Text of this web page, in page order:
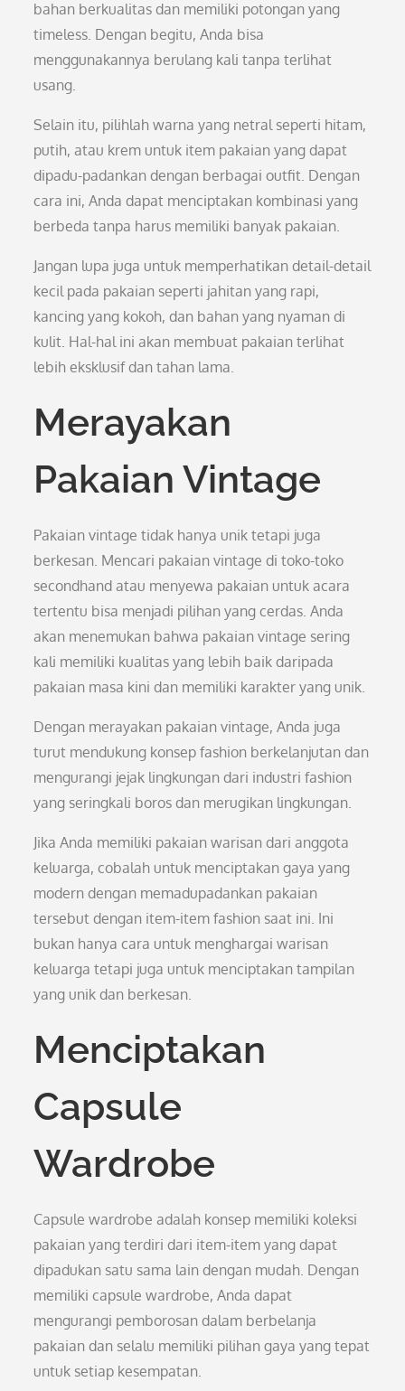
bahan berkualitas dan memiliki potongan yang
timeless. Dengan begitu, Anda bisa
menggunakannya berulang kali tanpa terlihat
usang.
Selain itu, pilihlah warna yang netral seperti hitam,
putih, atau krem untuk item pakaian yang dapat
dipadu-padankan dengan berbagai outfit. Dengan
cara ini, Anda dapat menciptakan kombinasi yang
berbeda tanpa harus memiliki banyak pakaian.
Jangan lupa juga untuk memperhatikan detail-detail
kecil pada pakaian seperti jahitan yang rapi,
kancing yang kokoh, dan bahan yang nyaman di
kulit. Hal-hal ini akan membuat pakaian terlihat
lebih eksklusif dan tahan lama.
Merayakan
Pakaian Vintage
Pakaian vintage tidak hanya unik tetapi juga
berkesan. Mencari pakaian vintage di toko-toko
secondhand atau menyewa pakaian untuk acara
tertentu bisa menjadi pilihan yang cerdas. Anda
akan menemukan bahwa pakaian vintage sering
kali memiliki kualitas yang lebih baik daripada
pakaian masa kini dan memiliki karakter yang unik.
Dengan merayakan pakaian vintage, Anda juga
turut mendukung konsep fashion berkelanjutan dan
mengurangi jejak lingkungan dari industri fashion
yang seringkali boros dan merugikan lingkungan.
Jika Anda memiliki pakaian warisan dari anggota
keluarga, cobalah untuk menciptakan gaya yang
modern dengan memadupadankan pakaian
tersebut dengan item-item fashion saat ini. Ini
bukan hanya cara untuk menghargai warisan
keluarga tetapi juga untuk menciptakan tampilan
yang unik dan berkesan.
Menciptakan
Capsule
Wardrobe
Capsule wardrobe adalah konsep memiliki koleksi
pakaian yang terdiri dari item-item yang dapat
dipadukan satu sama lain dengan mudah. Dengan
memiliki capsule wardrobe, Anda dapat
mengurangi pemborosan dalam berbelanja
pakaian dan selalu memiliki pilihan gaya yang tepat
untuk setiap kesempatan.